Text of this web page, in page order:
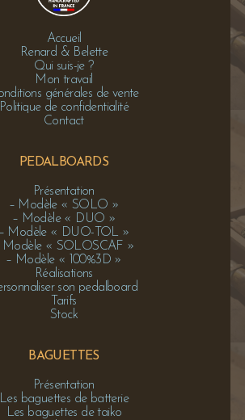
Accueil
Renard & Belette
Qui suis-je ?
Mon travail
générales de vente
Politique de confidentialité
Contact
PEDALBOARDS
Présentation
– Modèle « SOLO »
– Modèle « DUO »
– Modèle « DUO-TOL »
Modèle « SOLOSCAF »
– Modèle « 100%3D »
Réalisations
son pedalboard
Tarifs
Stock
BAGUETTES
Présentation
Les baguettes de batterie
Les baguettes de taiko